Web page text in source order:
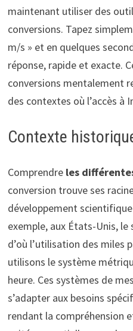
maintenant utiliser des
conversions. Tapez
m/s » et en quelques
réponse, rapide et exacte.
conversions mentalement
des contextes où l’accès à
Contexte
Comprendre les
conversion trouve ses
développement
exemple, aux États-Unis,
d’où l’utilisation des miles
utilisons le système
heure. Ces systèmes de
s’adapter aux besoins
rendant la compréhension